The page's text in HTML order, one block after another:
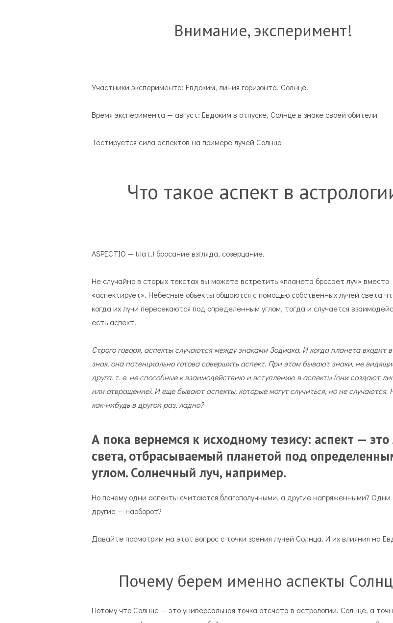
Внимание, эксперимент!
Участники эксперимента: Евдоким, линия горизонта, Солнце.
Время эксперимента — август: Евдоким в отпуске, Солнце в знаке своей обители
Тестируется сила аспектов на примере лучей Солнца
Что такое аспект в
ASPECTIO — (лат.) бросание взгляда, созерцание.
Не случайно в старых текстах вы можете встретить «планета бросает луч» вместо
«аспектирует». Небесные объекты общаются с помощью собственных лучей света
когда их лучи пересекаются под определенным углом, тогда и случается
есть аспект.
Строго говоря, аспекты случаются между знаками Зодиака. И когда планета входит
знак, она потенциально готова совершить аспект. При этом бывают знаки, не
друга, т. е. не способные к взаимодействию и вступлению в аспекты (они создают
или отвращение). И еще бывают аспекты, которые могут случиться, но не случаются.
как-нибудь в другой раз, ладно?
А пока вернемся к исходному тезису: аспект — это
света, отбрасываемый планетой под
углом. Солнечный луч, например.
Но почему одни аспекты считаются благополучными, а другие напряженными?
другие — наоборот?
Давайте посмотрим на этот вопрос с точки зрения лучей Солнца. И их влияния на
Почему берем именно аспекты
Потому что Солнце — это универсальная точка отсчета в астрологии. Солнце, а